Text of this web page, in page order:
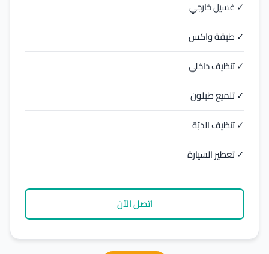
✓ غسيل خارجي
✓ طبقة واكس
✓ تنظيف داخلي
✓ تلميع طبلون
✓ تنظيف الدبّة
✓ تعطير السيارة
اتصل الآن